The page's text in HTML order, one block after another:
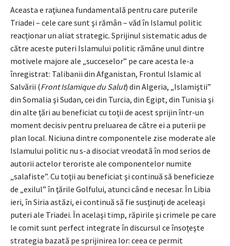
Aceasta e raţiunea fundamentală pentru care puterile
Triadei – cele care sunt şi rămân – văd în Islamul politic
reacționar un aliat strategic. Sprijinul sistematic adus de
către aceste puteri Islamului politic rămâne unul dintre
motivele majore ale „succeselor” pe care acesta le-a
înregistrat: Talibanii din Afganistan, Frontul Islamic al
Salvării (Front Islamique du Salut) din Algeria, „Islamiştii”
din Somalia şi Sudan, cei din Turcia, din Egipt, din Tunisia şi
din alte ţări au beneficiat cu toţii de acest sprijin într-un
moment decisiv pentru preluarea de către ei a puterii pe
plan local. Niciuna dintre componentele zise moderate ale
Islamului politic nu s-a disociat vreodată în mod serios de
autorii actelor teroriste ale componentelor numite
„salafiste”. Cu toţii au beneficiat şi continuă să beneficieze
de „exilul” în ţările Golfului, atunci când e necesar. În Libia
ieri, în Siria astăzi, ei continuă să fie susţinuţi de aceleaşi
puteri ale Triadei. În acelaşi timp, răpirile şi crimele pe care
le comit sunt perfect integrate în discursul ce însoţeşte
strategia bazată pe sprijinirea lor: ceea ce permit